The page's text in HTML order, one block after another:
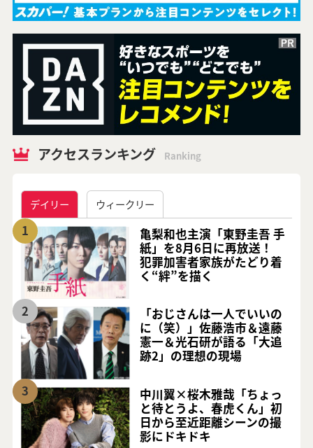
アクセスランキング Ranking
デイリー ウィークリー
1
亀梨和也主演「東野圭吾 手
紙」を8月6日に再放送！
犯罪加害者家族がたどり着
く“絆”を描く
2
「おじさんは一人でいいの
に（笑）」佐藤浩市＆遠藤
憲一＆光石研が語る「大追
跡2」の理想の現場
3
中川翼×桜木雅哉「ちょっ
と待とうよ、春虎くん」初
日から至近距離シーンの撮
影にドキドキ